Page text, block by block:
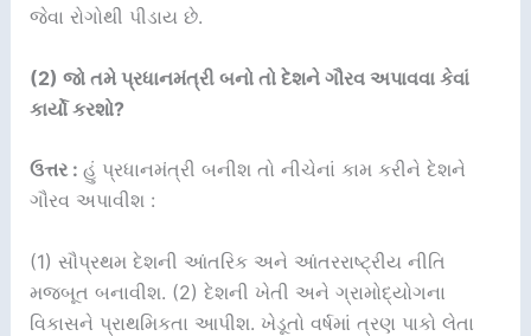
જેવા રોગોથી પીડાય છે.
(2) જો તમે પ્રધાનમંત્રી બનો તો દેશને ગૌરવ અપાવવા કેવાં
કાર્યો કરશો?
ઉત્તર : હું પ્રધાનમંત્રી બનીશ તો નીચેનાં કામ કરીને દેશને
ગૌરવ અપાવીશ :
(1) સૌપ્રથમ દેશની આંતરિક અને આંતરરાષ્ટ્રીય નીતિ
મજબૂત બનાવીશ. (2) દેશની ખેતી અને ગ્રામોદ્યોગના
વિકાસને પ્રાથમિકતા આપીશ. ખેડૂતો વર્ષમાં ત્રણ પાકો લેતા